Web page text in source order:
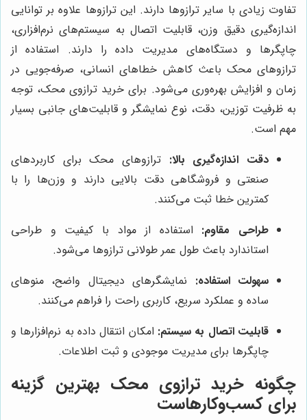
تفاوت زیادی با سایر ترازوها دارند. این ترازوها علاوه بر توانایی
اندازه‌گیری دقیق وزن، قابلیت اتصال به سیستم‌های نرم‌افزاری،
چاپگرها و دستگاه‌های مدیریت داده را دارند. استفاده از
ترازوهای محک باعث کاهش خطاهای انسانی، صرفه‌جویی در
زمان و افزایش بهره‌وری می‌شود. برای خرید ترازوی محک، توجه
به ظرفیت توزین، دقت، نوع نمایشگر و قابلیت‌های جانبی بسیار
مهم است.
دقت اندازه‌گیری بالا: ترازوهای محک برای کاربردهای
صنعتی و فروشگاهی دقت بالایی دارند و وزن‌ها را با
کمترین خطا ثبت می‌کنند.
طراحی مقاوم: استفاده از مواد با کیفیت و طراحی
استاندارد باعث طول عمر طولانی ترازوها می‌شود.
سهولت استفاده: نمایشگرهای دیجیتال واضح، منوهای
ساده و عملکرد سریع، کاربری راحت را فراهم می‌کنند.
قابلیت اتصال به سیستم: امکان انتقال داده به نرم‌افزارها و
چاپگرها برای مدیریت موجودی و ثبت اطلاعات.
چگونه خرید ترازوی محک بهترین گزینه
برای کسب‌وکارهاست